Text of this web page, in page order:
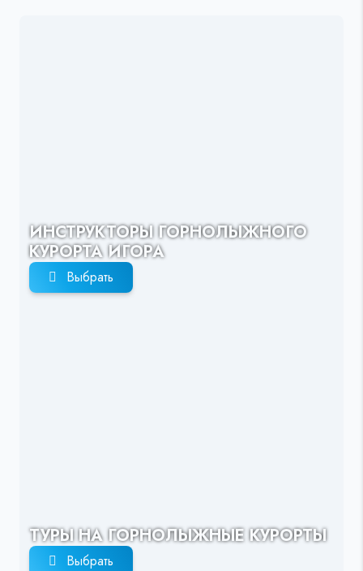
ИНСТРУКТОРЫ ГОРНОЛЫЖНОГО
КУРОРТА ИГОРА
Выбрать
ТУРЫ НА ГОРНОЛЫЖНЫЕ КУРОРТЫ
Выбрать